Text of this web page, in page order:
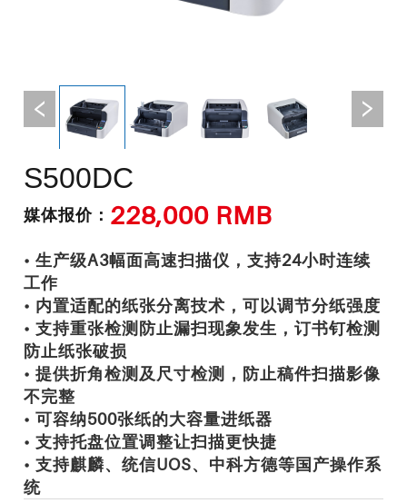
S500DC
媒体报价： 228,000 RMB
• 生产级A3幅面高速扫描仪，支持24小时连续
工作
• 内置适配的纸张分离技术，可以调节分纸强度
• 支持重张检测防止漏扫现象发生，订书钉检测
防止纸张破损
• 提供折角检测及尺寸检测，防止稿件扫描影像
不完整
• 可容纳500张纸的大容量进纸器
• 支持托盘位置调整让扫描更快捷
• 支持麒麟、统信UOS、中科方德等国产操作系
统